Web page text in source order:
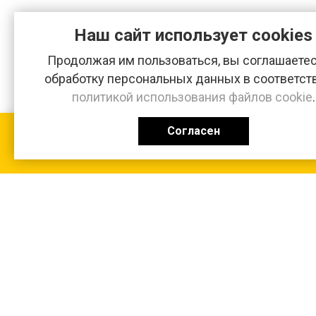
Наш сайт использует cookies
Продолжая им пользоваться, вы
обработку персональных данных в
политикой использования файлов cookie.
Согласен